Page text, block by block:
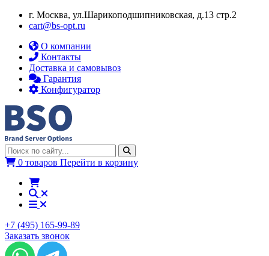
г. Москва, ул.​​Шарикоподшипниковская, д.13 стр.2
cart@bs-opt.ru
О компании
Контакты
Доставка и самовывоз
Гарантия
Конфигуратор
0 товаров Перейти в корзину
+7 (495) 165-99-89
Заказать звонок